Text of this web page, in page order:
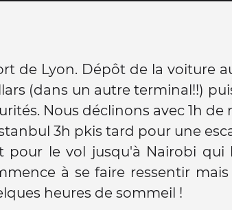
de Lyon. Dépôt de la voiture
(dans un autre terminal!!)
Nous déclinons avec 1h de
3h pkis tard pour une
pour le vol jusqu'à Nairobi qui
à se faire ressentir
heures de sommeil !